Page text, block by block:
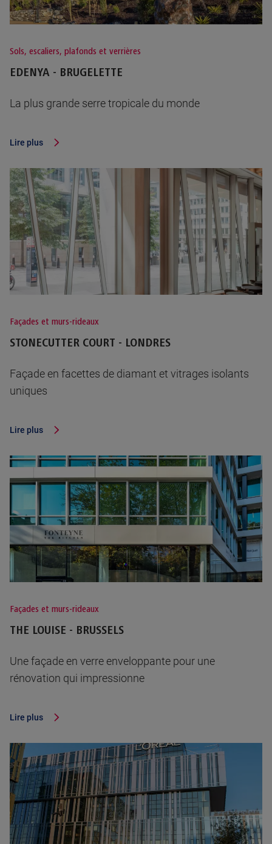
Sols, escaliers, plafonds et verrières
EDENYA - BRUGELETTE
La plus grande serre tropicale du monde
Lire plus
Façades et murs-rideaux
STONECUTTER COURT - LONDRES
Façade en facettes de diamant et vitrages isolants
uniques
Lire plus
Façades et murs-rideaux
THE LOUISE - BRUSSELS
Une façade en verre enveloppante pour une
rénovation qui impressionne
Lire plus